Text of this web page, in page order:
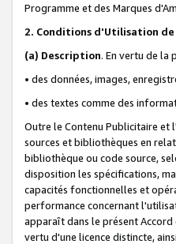
Programme et des Marques
2. Conditions d'Utilisation de
(a) Description. En vertu de la
• des données, images,
• des textes comme des
Outre le Contenu Publicitaire et
sources et bibliothèques en
bibliothèque ou code source,
disposition les spécifications,
capacités fonctionnelles et
performance concernant
apparaît dans le présent
vertu d'une licence distincte,